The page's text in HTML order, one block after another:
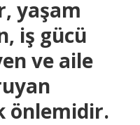
yaşam
iş gücü
ve aile
önlemidir.